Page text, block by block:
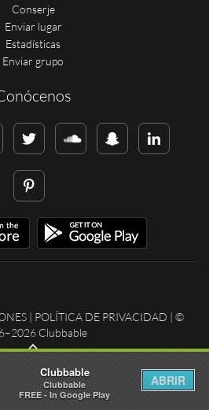
Conserje
Enviar lugar
Estadísticas
Enviar grupo
| POLÍTICA DE PRIVACIDAD | ©
Clubbable
Clubbable
Clubbable
FREE - In Google Play
ABRIR